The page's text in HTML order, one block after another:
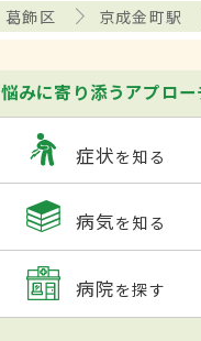
葛飾区 京成金町駅
悩みに寄り添うアプロー
症状を知る
病気を知る
病院を探す